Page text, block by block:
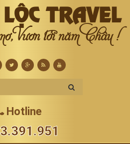
TRAVEL
Vươn tới năm Châu !
Hotline